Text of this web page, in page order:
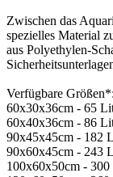
Zwischen das
spezielles Material
aus Polyethylen-
Verfügbare Größen*:
60x30x36cm - 65
60x40x36cm - 86
90x45x45cm - 182
90x60x45cm - 243
100x60x50cm -